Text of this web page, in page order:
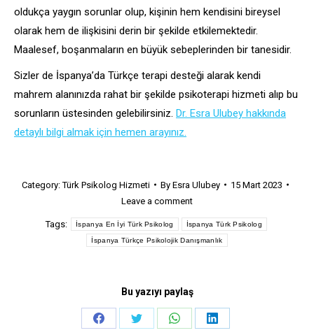
oldukça yaygın sorunlar olup, kişinin hem kendisini bireysel
olarak hem de ilişkisini derin bir şekilde etkilemektedir.
Maalesef, boşanmaların en büyük sebeplerinden bir tanesidir.
Sizler de İspanya’da Türkçe terapi desteği alarak kendi
mahrem alanınızda rahat bir şekilde psikoterapi hizmeti alıp bu
sorunların üstesinden gelebilirsiniz. Dr. Esra Ulubey hakkında
detaylı bilgi almak için hemen arayınız.
Category:Türk Psikolog Hizmeti By Esra Ulubey
15 Mart 2023
Leave a comment
Tags: İspanya En İyi Türk Psikolog İspanya Türk Psikolog
İspanya Türkçe Psikolojik Danışmanlık
Bu yazıyı paylaş
Share
Share
Share
Share